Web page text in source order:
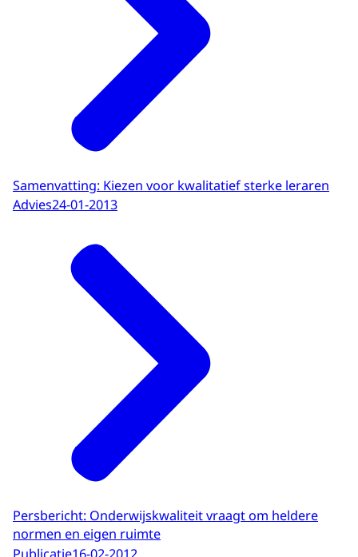
Samenvatting: Kiezen voor kwalitatief sterke leraren
Advies24-01-2013
Persbericht: Onderwijskwaliteit vraagt om heldere
normen en eigen ruimte